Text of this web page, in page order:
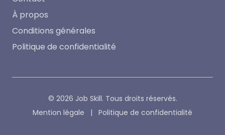
À propos
Conditions générales
Politique de confidentialité
© 2026 Job Skill. Tous droits réservés.
Mention légale
| Politique de confidentialité